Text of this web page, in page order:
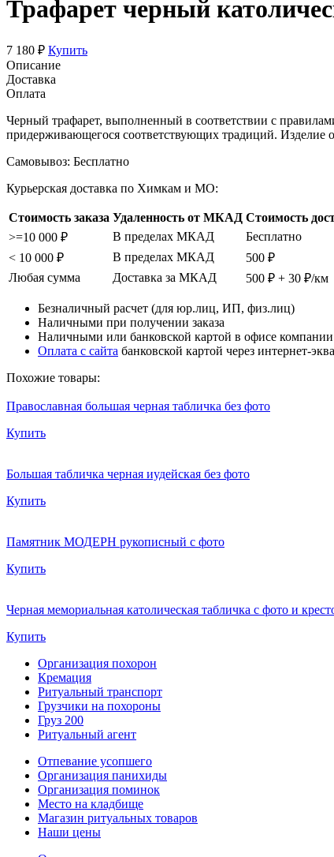
Трафарет черный
7 180 ₽ Купить
Описание
Доставка
Оплата
Черный трафарет, выполненный в соответствии с
придерживающегося соответствующих традиций.
Самовывоз: Бесплатно
Курьерская доставка по Химкам и МО:
Стоимость заказа Удаленность от МКАД Стоимость
>=10 000 ₽
В пределах МКАД
Бесплатно
< 10 000 ₽
В пределах МКАД
500 ₽
Любая сумма
Доставка за МКАД 500 ₽ + 30 ₽/км
Безналичный расчет (для юр.лиц, ИП, физ.лиц)
Наличными при получении заказа
Наличными или банковской картой в офисе компании
Оплата с сайта банковской картой через интернет-
Похожие товары:
Православная большая черная табличка без фото
Купить
Большая табличка черная иудейская без фото
Купить
Памятник МОДЕРН рукописный с фото
Купить
Черная мемориальная католическая табличка с фото и
Купить
Организация похорон
Кремация
Ритуальный транспорт
Грузчики на похороны
Груз 200
Ритуальный агент
Отпевание усопшего
Организация панихиды
Организация поминок
Место на кладбище
Магазин ритуальных товаров
Наши цены